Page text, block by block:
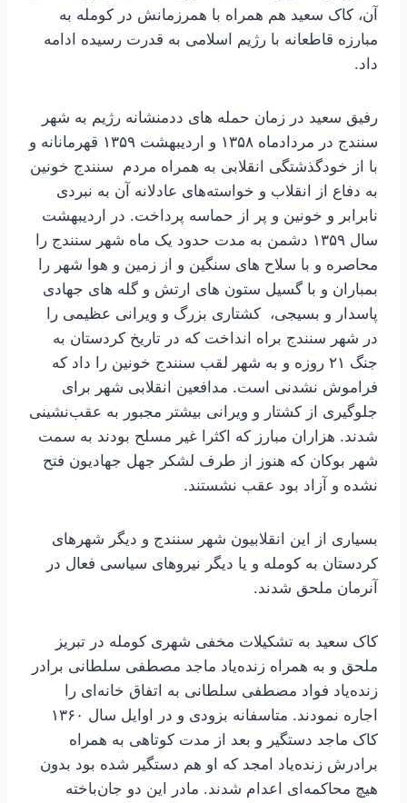
آن، کاک سعید هم همراه با همرزمانش در کومله به
مبارزه قاطعانه با رژیم اسلامی به قدرت رسیده ادامه
داد.
رفیق سعید در زمان حمله های ددمنشانه رژیم به شهر
سنندج در مردادماه ۱۳۵۸ و اردیبهشت ۱۳۵۹ قهرمانانه و
با از خودگذشتگی انقلابی به همراه مردم سنندج خونین
به دفاع از انقلاب و خواسته‌های عادلانه آن به نبردی
نابرابر و خونین و پر از حماسه پرداخت. در اردیبهشت
سال ۱۳۵۹ دشمن به مدت حدود یک ماه شهر سنندج را
محاصره و با سلاح های سنگین و از زمین و هوا شهر را
بمباران و با گسیل ستون های ارتش و گله های جهادی
پاسدار و بسیجی، کشتاری بزرگ و ویرانی عظیمی را
در شهر سنندج براه انداخت که در تاریخ کردستان به
جنگ ۲۱ روزه و به شهر لقب سنندج خونین را داد که
فراموش نشدنی است. مدافعین انقلابی شهر برای
جلوگیری از کشتار و ویرانی بیشتر مجبور به عقب‌نشینی
شدند. هزاران مبارز که اکثرا غیر مسلح بودند به سمت
شهر بوکان که هنوز از طرف لشکر جهل جهادیون فتح
نشده و آزاد بود عقب نشستند.
بسیاری از این انقلابیون شهر سنندج و دیگر شهرهای
کردستان به کومله و یا دیگر نیروهای سیاسی فعال در
آنرمان ملحق شدند.
کاک سعید به تشکیلات مخفی شهری کومله در تبریز
ملحق و به همراه زنده‌یاد ماجد مصطفی سلطانی برادر
زنده‌یاد فواد مصطفی سلطانی به اتفاق خانه‌ای را
اجاره نمودند. متاسفانه بزودی و در اوایل سال ۱۳۶۰
کاک ماجد دستگیر و بعد از مدت کوتاهی به همراه
برادرش زنده‌یاد امجد که او هم دستگیر شده بود بدون
هیچ محاکمه‌ای اعدام شدند. مادر این دو جان‌باخته